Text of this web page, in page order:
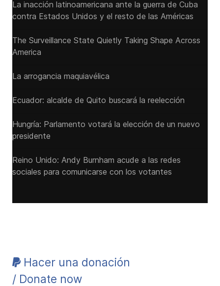
La inacción latinoamericana ante la guerra de Cuba
contra Estados Unidos y el resto de las Américas
The Surveillance State Quietly Taking Shape Across
America
La arrogancia maquiavélica
Ecuador: alcalde de Quito buscará la reelección
Hungría: Parlamento votará la elección de un nuevo
presidente
Reino Unido: Andy ‌Burnham acude a las redes
sociales para comunicarse con los votantes
Hacer una donación
/ Donate now